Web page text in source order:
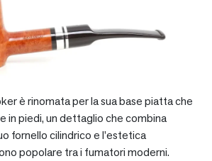
è rinomata per la sua base piatta che
in piedi, un dettaglio che combina
fornello cilindrico e l’estetica
popolare tra i fumatori moderni.